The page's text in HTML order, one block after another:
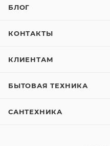
БЛОГ
КОНТАКТЫ
КЛИЕНТАМ
БЫТОВАЯ ТЕХНИКА
САНТЕХНИКА